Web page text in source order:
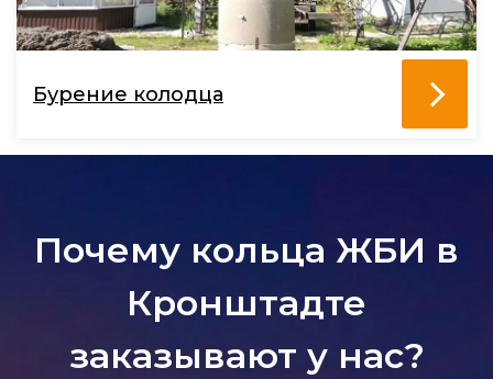
Бурение колодца
Почему кольца ЖБИ в
Кронштадте
заказывают у нас?